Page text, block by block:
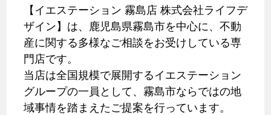
【イエステーション 霧島店 株式会社ライフデ
ザイン】は、鹿児島県霧島市を中心に、不動
産に関する多様なご相談をお受けしている専
門店です。
当店は全国規模で展開するイエステーション
グループの一員として、霧島市ならではの地
域事情を踏まえたご提案を行っています。